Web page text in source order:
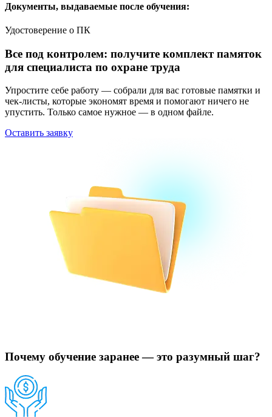
Документы, выдаваемые после обучения:
Удостоверение о ПК
Все под контролем: получите комплект памяток
для специалиста по охране труда
Упростите себе работу — собрали для вас готовые памятки и
чек-листы, которые экономят время и помогают ничего не
упустить. Только самое нужное — в одном файле.
Оставить заявку
Почему обучение заранее — это разумный шаг?